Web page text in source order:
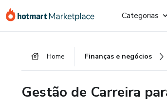
para
para
para
Categorias
Home Finanças e negócios
Gestão de Carreira